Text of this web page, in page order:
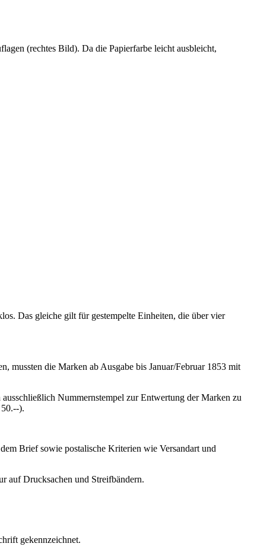
(rechtes Bild). Da die Papierfarbe leicht ausbleicht,
Das gleiche gilt für gestempelte Einheiten, die über vier
mussten die Marken ab Ausgabe bis Januar/Februar 1853 mit
Nummernstempel zur Entwertung der Marken zu
).
Brief sowie postalische Kriterien wie Versandart und
auf Drucksachen und Streifbändern.
gekennzeichnet.